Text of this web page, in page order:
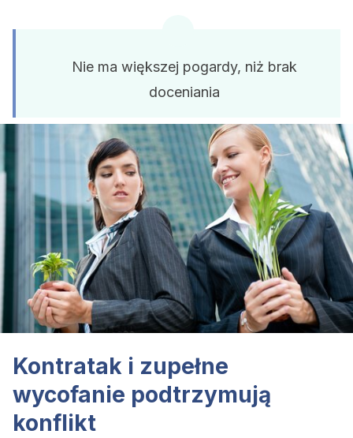
Nie ma większej pogardy, niż brak
doceniania
Kontratak i zupełne
wycofanie podtrzymują
konflikt